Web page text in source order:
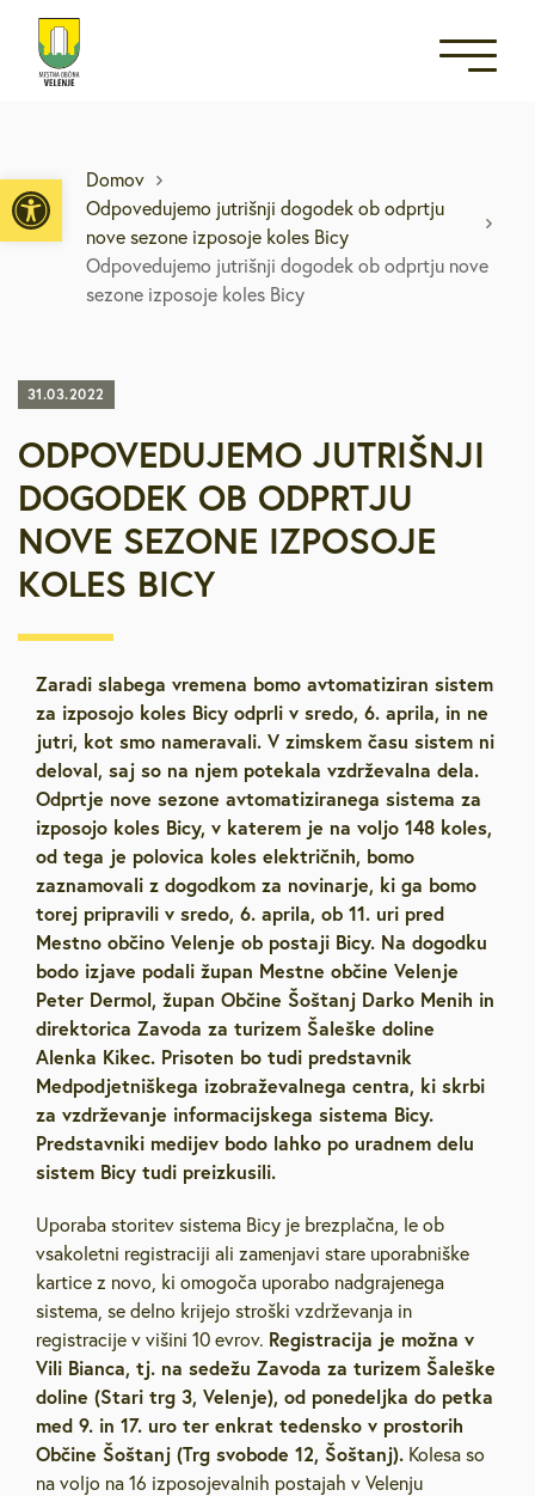
Open toolbar
Domov
Odpovedujemo jutrišnji dogodek ob odprtju
nove sezone izposoje koles Bicy
Odpovedujemo jutrišnji dogodek ob odprtju nove
sezone izposoje koles Bicy
31.03.2022
ODPOVEDUJEMO JUTRIŠNJI
DOGODEK OB ODPRTJU
NOVE SEZONE IZPOSOJE
KOLES BICY
Zaradi slabega vremena bomo avtomatiziran sistem
za izposojo koles Bicy odprli v sredo, 6. aprila, in ne
jutri, kot smo nameravali. V zimskem času sistem ni
deloval, saj so na njem potekala vzdrževalna dela.
Odprtje nove sezone avtomatiziranega sistema za
izposojo koles Bicy, v katerem je na voljo 148 koles,
od tega je polovica koles električnih, bomo
zaznamovali z dogodkom za novinarje, ki ga bomo
torej pripravili v sredo, 6. aprila, ob 11. uri pred
Mestno občino Velenje ob postaji Bicy. Na dogodku
bodo izjave podali župan Mestne občine Velenje
Peter Dermol, župan Občine Šoštanj Darko Menih in
direktorica Zavoda za turizem Šaleške doline
Alenka Kikec. Prisoten bo tudi predstavnik
Medpodjetniškega izobraževalnega centra, ki skrbi
za vzdrževanje informacijskega sistema Bicy.
Predstavniki medijev bodo lahko po uradnem delu
sistem Bicy tudi preizkusili.
Uporaba storitev sistema Bicy je brezplačna, le ob
vsakoletni registraciji ali zamenjavi stare uporabniške
kartice z novo, ki omogoča uporabo nadgrajenega
sistema, se delno krijejo stroški vzdrževanja in
registracije v višini 10 evrov. Registracija je možna v
Vili Bianca, tj. na sedežu Zavoda za turizem Šaleške
doline (Stari trg 3, Velenje), od ponedeljka do petka
med 9. in 17. uro ter enkrat tedensko v prostorih
Občine Šoštanj (Trg svobode 12, Šoštanj). Kolesa so
na voljo na 16 izposojevalnih postajah v Velenju